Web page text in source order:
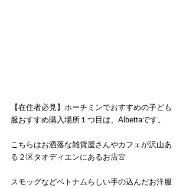
【在住者必見】ホーチミンでおすすめの子ども
服おすすめ購入場所１つ目は、Albettaです。
こちらはお洒落な雑貨屋さんやカフェが沢山あ
る２区タオディエンにあるお店👚
スモッグなどベトナムらしい手の込んだお洋服